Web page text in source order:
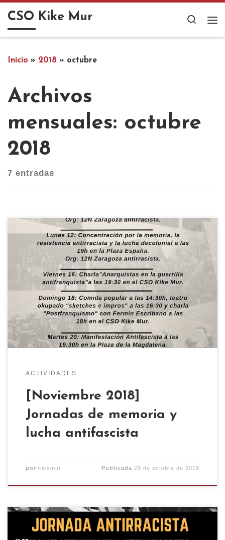
Saltar al contenido
CSO Kike Mur
Search
Inicio » 2018 » octubre
Archivos
mensuales: octubre
2018
7 entradas
JORNADAS DE MEMORIA Y LUCHA
ANTIFASCISTA (NOVIEMBRE 2018) Sábado 10:
Jornada antirracista a las 11:30 en el CSO Kike
Mur. Org: 12N Zaragoza antirracista. Lunes 12:
Concentración por la memoria, la resistencia
antirracista y la lucha decolonial a las 19h en la
Plaza España. Org: 12N Zaragoza antirracista.
Viernes 16: […]
ACTIVIDADES
[Noviembre 2018]
Jornadas de memoria y
lucha antifascista
por kikemur Publicada 29 de octubre de 2018